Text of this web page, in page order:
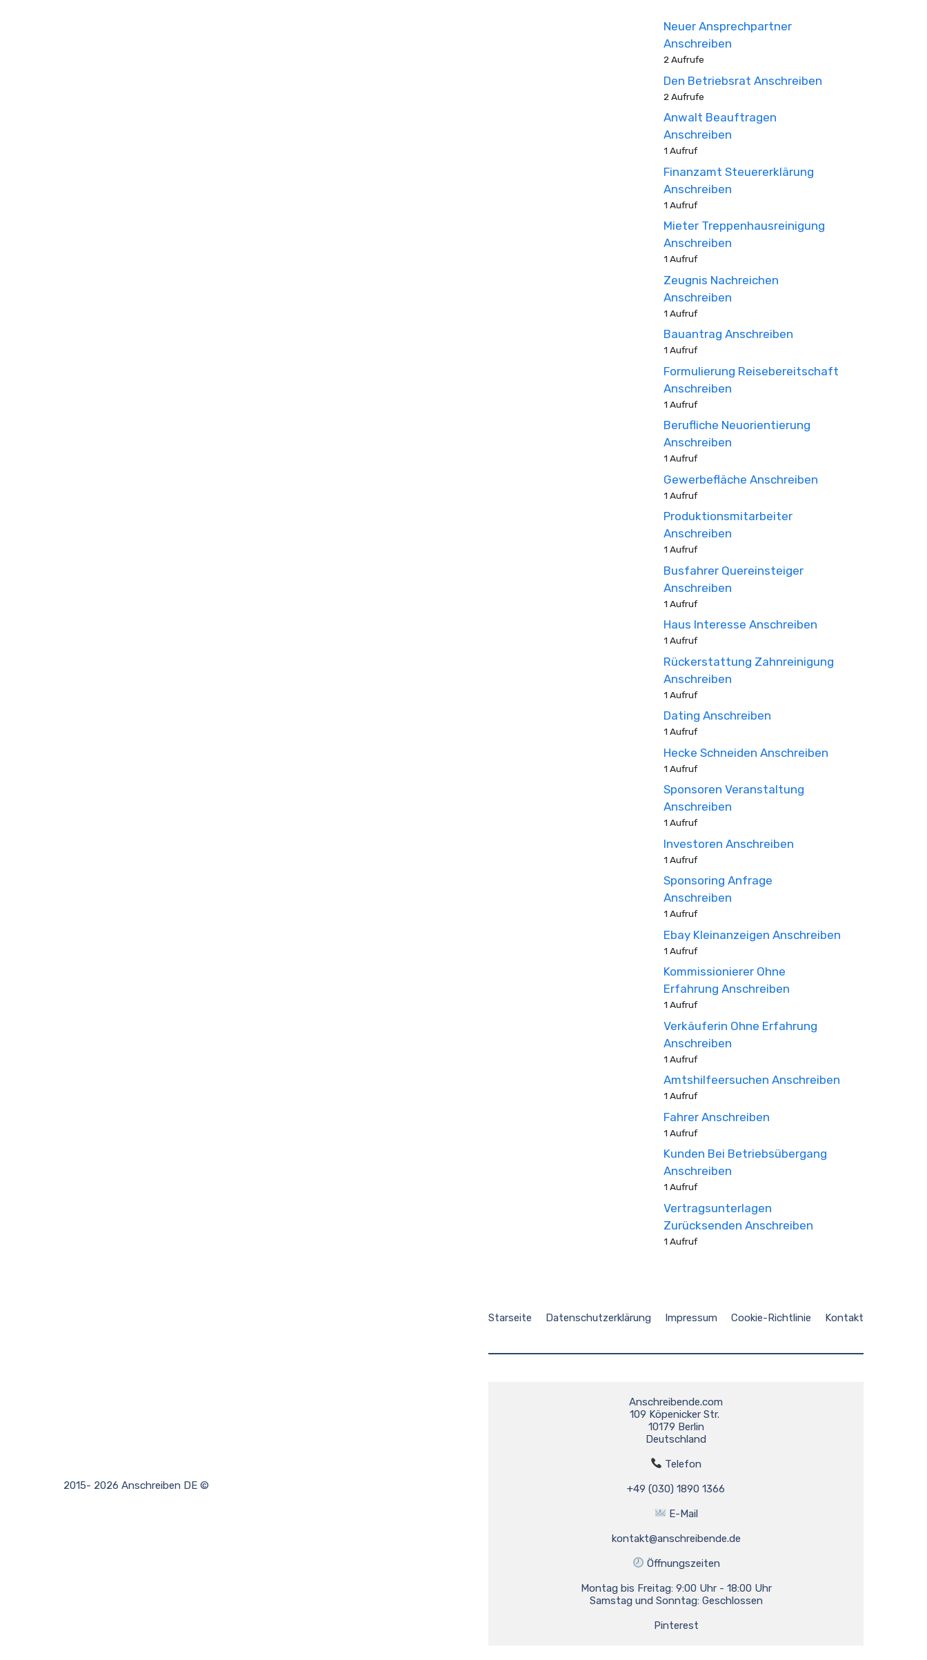
Neuer Ansprechpartner
Anschreiben
2 Aufrufe
Den Betriebsrat Anschreiben
2 Aufrufe
Anwalt Beauftragen
Anschreiben
1 Aufruf
Finanzamt Steuererklärung
Anschreiben
1 Aufruf
Mieter Treppenhausreinigung
Anschreiben
1 Aufruf
Zeugnis Nachreichen
Anschreiben
1 Aufruf
Bauantrag Anschreiben
1 Aufruf
Formulierung Reisebereitschaft
Anschreiben
1 Aufruf
Berufliche Neuorientierung
Anschreiben
1 Aufruf
Gewerbefläche Anschreiben
1 Aufruf
Produktionsmitarbeiter
Anschreiben
1 Aufruf
Busfahrer Quereinsteiger
Anschreiben
1 Aufruf
Haus Interesse Anschreiben
1 Aufruf
Rückerstattung Zahnreinigung
Anschreiben
1 Aufruf
Dating Anschreiben
1 Aufruf
Hecke Schneiden Anschreiben
1 Aufruf
Sponsoren Veranstaltung
Anschreiben
1 Aufruf
Investoren Anschreiben
1 Aufruf
Sponsoring Anfrage
Anschreiben
1 Aufruf
Ebay Kleinanzeigen Anschreiben
1 Aufruf
Kommissionierer Ohne
Erfahrung Anschreiben
1 Aufruf
Verkäuferin Ohne Erfahrung
Anschreiben
1 Aufruf
Amtshilfeersuchen Anschreiben
1 Aufruf
Fahrer Anschreiben
1 Aufruf
Kunden Bei Betriebsübergang
Anschreiben
1 Aufruf
Vertragsunterlagen
Zurücksenden Anschreiben
1 Aufruf
Starseite Datenschutzerklärung Impressum Cookie-Richtlinie Kontakt
Anschreibende.com
109 Köpenicker Str.
10179 Berlin
Deutschland
Telefon
+49 (030) 1890 1366
E-Mail
kontakt@anschreibende.de
Öffnungszeiten
Montag bis Freitag: 9:00 Uhr - 18:00 Uhr
Samstag und Sonntag: Geschlossen
Pinterest
2015- 2026 Anschreiben DE ©